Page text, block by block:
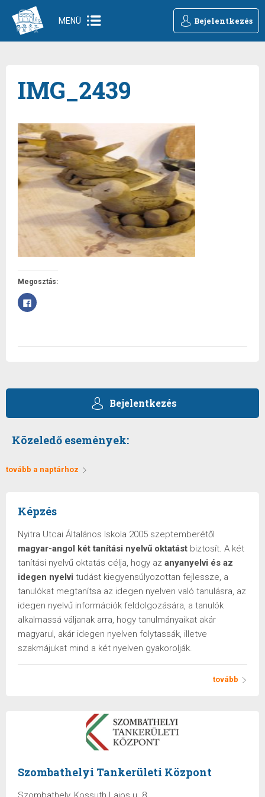
MENÜ Bejelentkezés
IMG_2439
Megosztás:
Facebookon
való
Bejelentkezés
Közeledő események:
tovább a naptárhoz
Képzés
Nyitra Utcai Általános Iskola 2005 szeptemberétől
magyar-angol két tanítási nyelvű oktatást biztosít. A két
tanítási nyelvű oktatás célja, hogy az anyanyelvi és az
idegen nyelvi tudást kiegyensúlyozottan fejlessze, a
tanulókat megtanítsa az idegen nyelven való tanulásra, az
idegen nyelvű információk feldolgozására, a tanulók
alkalmassá váljanak arra, hogy tanulmányaikat akár
magyarul, akár idegen nyelven folytassák, illetve
szakmájukat mind a két nyelven gyakorolják.
tovább
Szombathelyi Tankerületi Központ